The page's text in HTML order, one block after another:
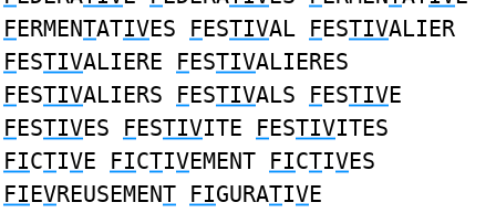
FERMENTATIVES FESTIVAL FESTIVALIER
FESTIVALIERE FESTIVALIERES
FESTIVALIERS FESTIVALS FESTIVE
FESTIVES FESTIVITE FESTIVITES
FICTIVE FICTIVEMENT FICTIVES
FIEVREUSEMENT FIGURATIVE